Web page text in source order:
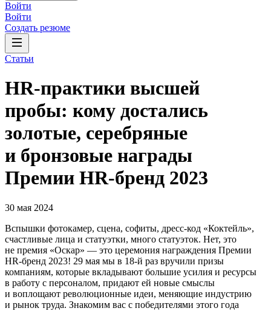
Войти
Войти
Создать резюме
Статьи
HR-практики высшей
пробы: кому достались
золотые, серебряные
и бронзовые награды
Премии HR-бренд 2023
30 мая 2024
Вспышки фотокамер, сцена, софиты, дресс-код «Коктейль»,
счастливые лица и статуэтки, много статуэток. Нет, это
не премия «Оскар» — это церемония награждения Премии
HR-бренд 2023! 29 мая мы в 18-й раз вручили призы
компаниям, которые вкладывают большие усилия и ресурсы
в работу с персоналом, придают ей новые смыслы
и воплощают революционные идеи, меняющие индустрию
и рынок труда. Знакомим вас с победителями этого года